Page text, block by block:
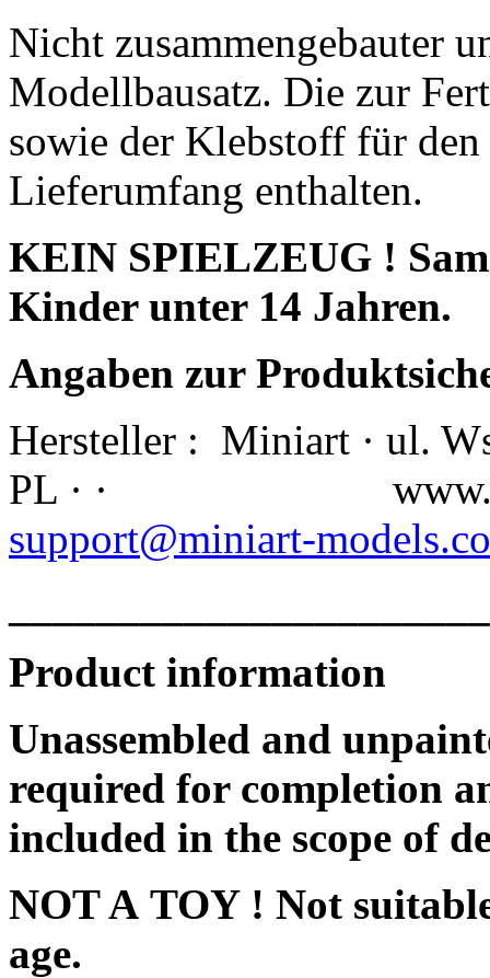
Nicht zusammengebauter
Modellbausatz. Die zur
sowie der Klebstoff für
Lieferumfang enthalten.
KEIN SPIELZEUG !
Kinder unter 14 Jahren.
Angaben zur
Hersteller : Miniart · ul.
PL · ·
support@miniart-
Product information
Unassembled and
required for completion
included in the scope of
NOT A TOY ! Not
age.